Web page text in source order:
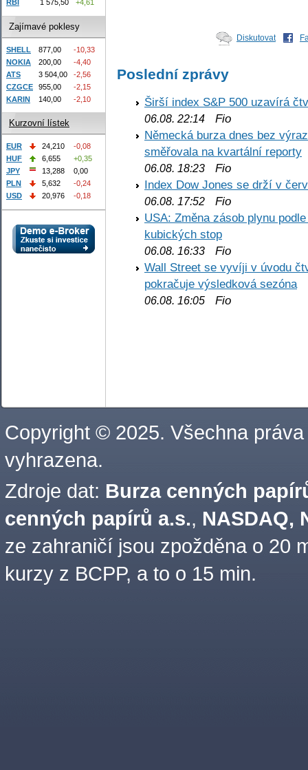
Diskutovat
Poslední zprávy
Širší index S&P 500 uzavírá
06.08. 22:14 Fio
Německá burza dnes bez
směřovala na kvartální reporty
06.08. 18:23 Fio
Index Dow Jones se drží v
06.08. 17:52 Fio
USA: Změna zásob plynu
kubických stop
06.08. 16:33 Fio
Wall Street se vyvíji v úvodu
pokračuje výsledková sezóna
06.08. 16:05 Fio
RBI
1 575,50 +4,61
Zajímavé poklesy
SHELL 877,00
-10,33
NOKIA
200,00
-4,40
ATS
3 504,00
-2,56
CZGCE
955,00
-2,15
KARIN
140,00 -2,10
Kurzovní lístek
EUR 24,210
-0,08
HUF
6,655
+0,35
JPY
13,288
0,00
PLN
5,632
-0,24
USD
20,976 -0,18
Copyright © 2025. Všechna práva
vyhrazena.
Zdroje dat: Burza cenných
cenných papírů a.s., NASDAQ,
ze zahraničí jsou zpožděna o 20
kurzy z BCPP, a to o 15 min.